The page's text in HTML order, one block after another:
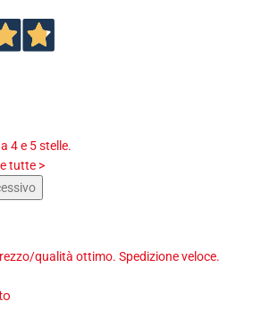
4 e 5 stelle.
tutte >
qualità ottimo. Spedizione veloce.